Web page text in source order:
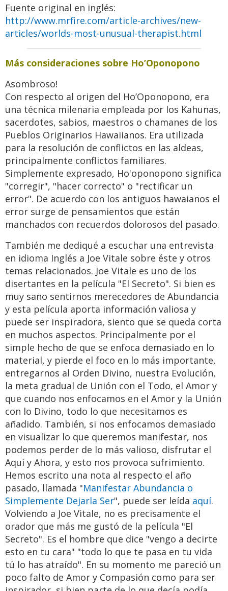
Fuente original en inglés:
http://www.mrfire.com/article-archives/new-
articles/worlds-most-unusual-therapist.html
Más consideraciones sobre Ho’Oponopono
Asombroso!
Con respecto al origen del Ho’Oponopono, era
una técnica milenaria empleada por los Kahunas,
sacerdotes, sabios, maestros o chamanes de los
Pueblos Originarios Hawaiianos. Era utilizada
para la resolución de conflictos en las aldeas,
principalmente conflictos familiares.
Simplemente expresado, Ho'oponopono significa
"corregir", "hacer correcto" o "rectificar un
error". De acuerdo con los antiguos hawaianos el
error surge de pensamientos que están
manchados con recuerdos dolorosos del pasado.
También me dediqué a escuchar una entrevista
en idioma Inglés a Joe Vitale sobre éste y otros
temas relacionados. Joe Vitale es uno de los
disertantes en la película "El Secreto". Si bien es
muy sano sentirnos merecedores de Abundancia
y esta película aporta información valiosa y
puede ser inspiradora, siento que se queda corta
en muchos aspectos. Principalmente por el
simple hecho de que se enfoca demasiado en lo
material, y pierde el foco en lo más importante,
entregarnos al Orden Divino, nuestra Evolución,
la meta gradual de Unión con el Todo, el Amor y
que cuando nos enfocamos en el Amor y la Unión
con lo Divino, todo lo que necesitamos es
añadido. También, si nos enfocamos demasiado
en visualizar lo que queremos manifestar, nos
podemos perder de lo más valioso, disfrutar el
Aquí y Ahora, y esto nos provoca sufrimiento.
Hemos escrito una nota al respecto el año
pasado, llamada "Manifestar Abundancia o
Simplemente Dejarla Ser", puede ser leída aquí.
Volviendo a Joe Vitale, no es precisamente el
orador que más me gustó de la película "El
Secreto". Es el hombre que dice "vengo a decirte
esto en tu cara" "todo lo que te pasa en tu vida
tú lo has atraído". En su momento me pareció un
poco falto de Amor y Compasión como para ser